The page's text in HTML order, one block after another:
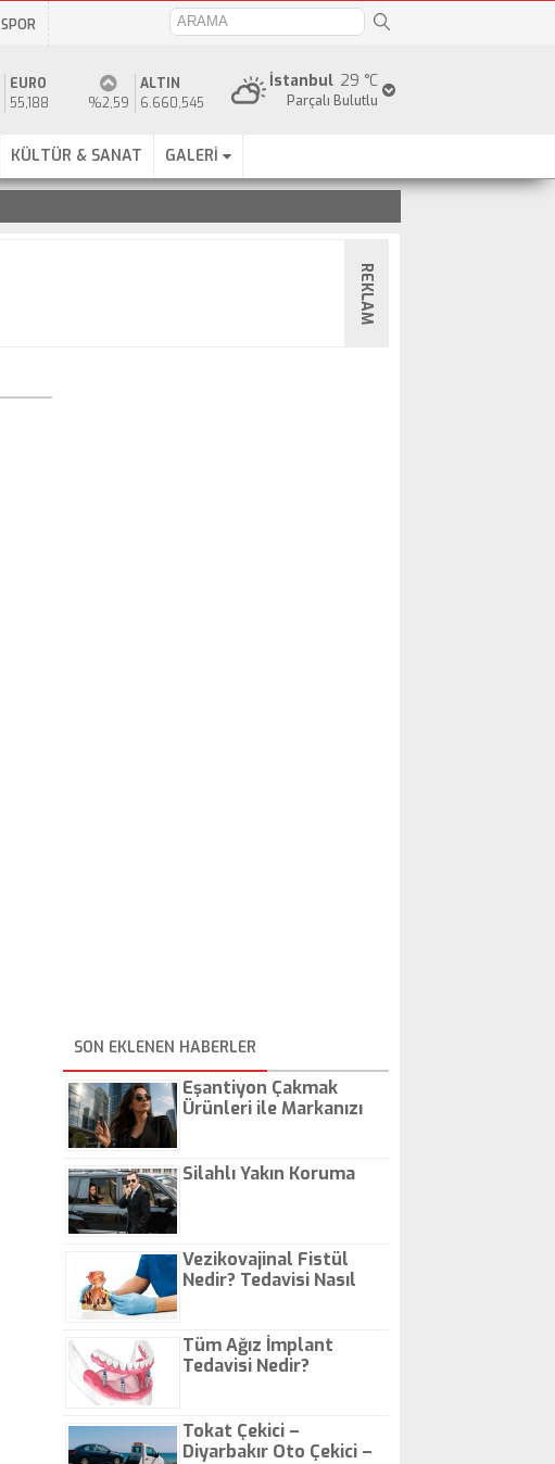
SPOR
29 °C
İstanbul
Parçalı Bulutlu
EURO
55,188
%2,59
ALTIN
6.660,545
KÜLTÜR & SANAT GALERİ
REKLAM
SON EKLENEN HABERLER
Eşantiyon Çakmak
Ürünleri ile Markanızı
Silahlı Yakın Koruma
Vezikovajinal Fistül
Nedir? Tedavisi Nasıl
Tüm Ağız İmplant
Tedavisi Nedir?
Tokat Çekici –
Diyarbakır Oto Çekici –